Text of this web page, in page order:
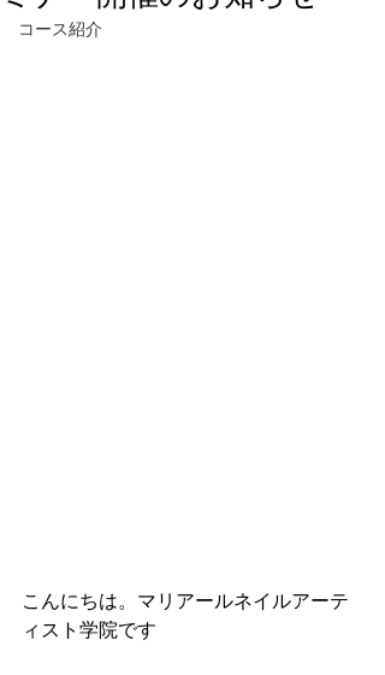
コース紹介
こんにちは。マリアールネイルアーテ
ィスト学院です